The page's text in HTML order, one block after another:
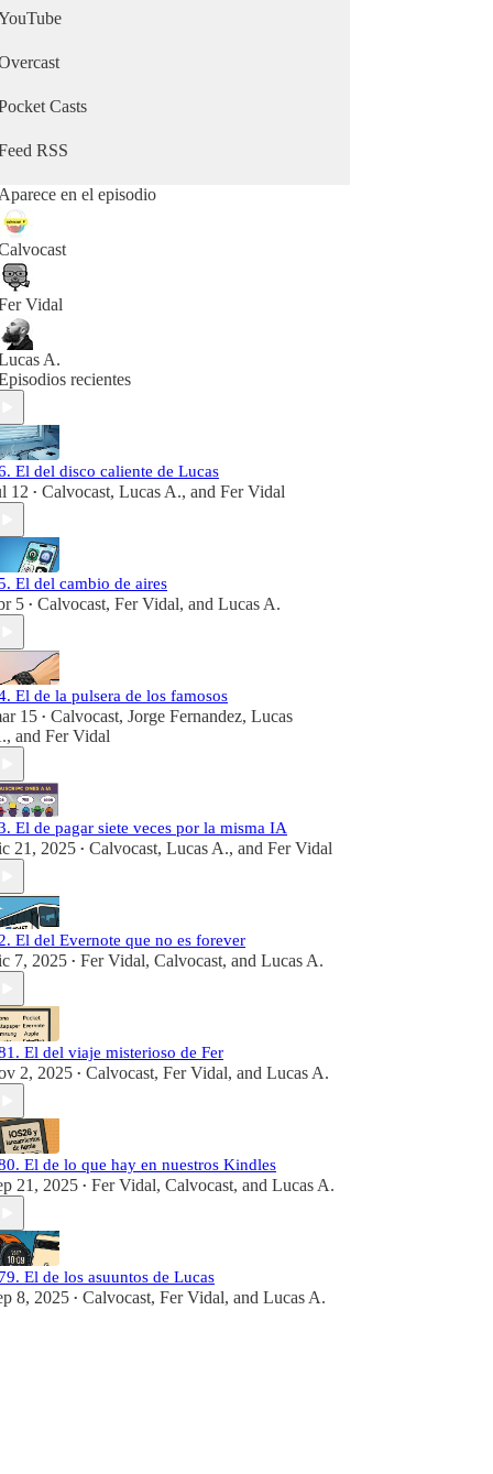
Casts
RSS
en el episodio
Vidal
A.
recientes
El del disco caliente de Lucas
12 • Calvocast, Lucas A., and Fer Vidal
El del cambio de aires
5 • Calvocast, Fer Vidal, and Lucas A.
El de la pulsera de los famosos
15 • Calvocast, Jorge Fernandez, Lucas
, and Fer Vidal
El de pagar siete veces por la misma IA
21, 2025 • Calvocast, Lucas A., and Fer Vidal
El del Evernote que no es forever
7, 2025 • Fer Vidal, Calvocast, and Lucas A.
El del viaje misterioso de Fer
2, 2025 • Calvocast, Fer Vidal, and Lucas A.
El de lo que hay en nuestros Kindles
21, 2025 • Fer Vidal, Calvocast, and Lucas A.
El de los asuuntos de Lucas
8, 2025 • Calvocast, Fer Vidal, and Lucas A.